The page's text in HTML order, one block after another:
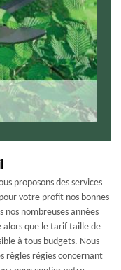
proposons des services
votre profit nos bonnes
nombreuses années
alors que le tarif taille de
à tous budgets. Nous
règles régies concernant